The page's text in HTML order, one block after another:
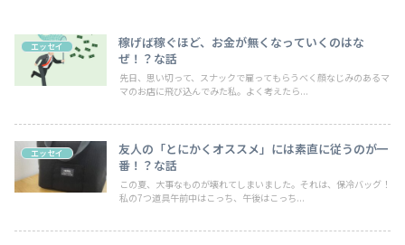
エッセイ
稼げば稼ぐほど、お金が無くなっていくのはな
ぜ！？な話
先日、思い切って、スナックで雇ってもらうべく顔なじみのあるマ
マのお店に飛び込んでみた私。よく考えたら...
エッセイ
友人の「とにかくオススメ」には素直に従うのが一
番！？な話
この夏、大事なものが壊れてしまいました。それは、保冷バッグ！
私の7つ道具午前中はこっち、午後はこっち...